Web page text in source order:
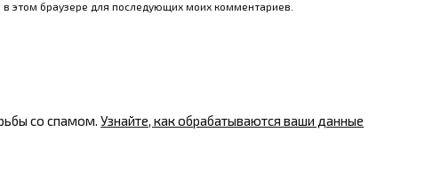
этом браузере для последующих моих комментариев.
со спамом.Узнайте, как обрабатываются ваши данные